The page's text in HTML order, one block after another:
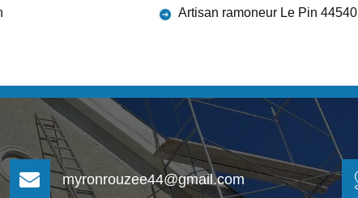
Artisan ramoneur Le Pin 44540
myronrouzee44@gmail.com